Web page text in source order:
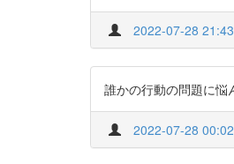
2022-07-28
誰かの行動の問題に悩
2022-07-28